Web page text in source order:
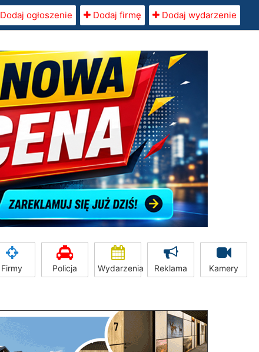
Dodaj ogłoszenie Dodaj firmę Dodaj wydarzenie
Firmy Policja Wydarzenia Reklama Kamery